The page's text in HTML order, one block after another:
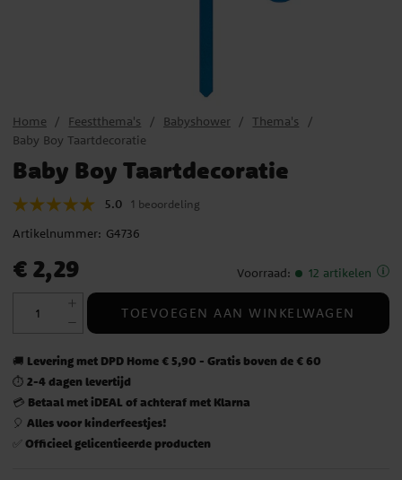
Home Feestthema's Babyshower
Thema's
Baby Boy Taartdecoratie
Baby Boy Taartdecoratie
5.0 1 beoordeling
Artikelnummer: G4736
Prijs: € 2,29
€ 2,29 Voorraad: 12 artikelen
TOEVOEGEN AAN WINKELWAGEN
🚚 Levering met DPD Home € 5,90 - Gratis boven de € 60
⏱️ 2-4 dagen levertijd
💳 Betaal met iDEAL of achteraf met Klarna
🎈 Alles voor kinderfeestjes!
✅ Officieel gelicentieerde producten